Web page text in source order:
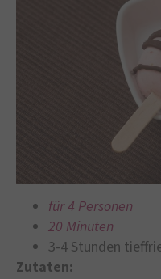
für 4 Personen
20 Minuten
3-4 Stunden
Zutaten: